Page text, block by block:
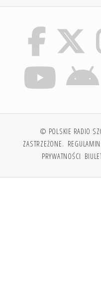
© POLSKIE RADIO
ZASTRZEŻONE.
PRYWATNOŚCI